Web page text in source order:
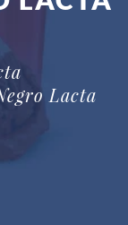
Lacta